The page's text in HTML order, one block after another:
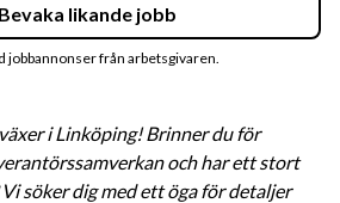
i Linköping! Brinner du för
och har ett stort
söker dig med ett öga för detaljer
Bevaka likande jobb
jobbannonser från arbetsgivaren.